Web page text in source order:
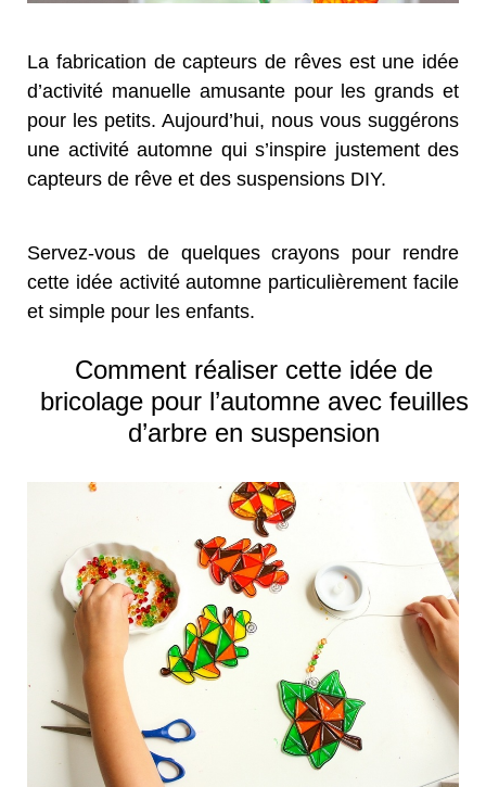
La fabrication de capteurs de rêves est une idée
d’activité manuelle amusante pour les grands et
pour les petits. Aujourd’hui, nous vous suggérons
une activité automne qui s’inspire justement des
capteurs de rêve et des suspensions DIY.
Servez-vous de quelques crayons pour rendre
cette idée activité automne particulièrement facile
et simple pour les enfants.
Comment réaliser cette idée de
bricolage pour l’automne avec feuilles
d’arbre en suspension